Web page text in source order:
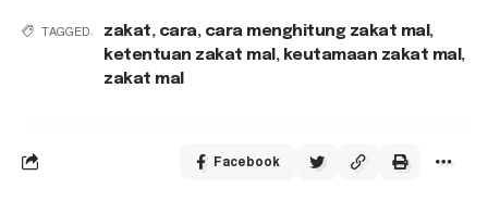
TAGGED: zakat, cara, cara menghitung zakat mal ,
ketentuan zakat mal , keutamaan zakat mal ,
zakat mal
Facebook